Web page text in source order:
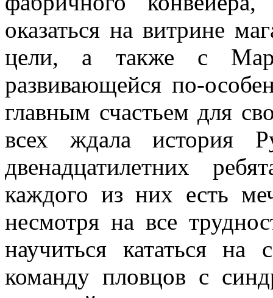
оказаться на витрине
цели, а также с
развивающейся по-
главным счастьем для
всех ждала история
двенадцатилетних
каждого из них есть
несмотря на все
научиться кататься
команду пловцов с